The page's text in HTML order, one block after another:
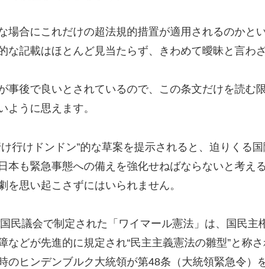
場合にこれだけの超法規的措置が適用されるのかと
な記載はほとんど見当たらず、
きわめて曖昧と言わ
事後で良いとされているので、
この条文だけを読む
ように思えます。
行けドンドン”的な草案を提示されると、 迫りくる
日本も緊急事態への備えを強化せねばならないと考え
を思い起こさずにはいられません。
民議会で制定された「ワイマール憲法」 は、国民主
などが先進的に規定され“民主主義憲法の雛型”と称さ
のヒンデンブルク大統領が第48条（ 大統領緊急令）